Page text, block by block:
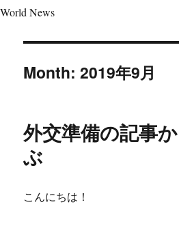
World News
Month:2019年9月
外交準備の記事
ぶ
こんにちは！